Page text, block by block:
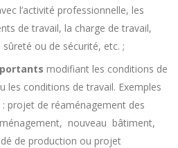
l’activité professionnelle, les
de travail, la charge de travail,
ou de sécurité, etc. ;
modifiant les conditions de
les conditions de travail. Exemples
projet de réaménagement des
nouveau bâtiment,
de production ou projet